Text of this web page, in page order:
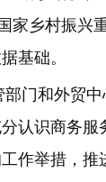
家乡村振兴
基础。
门和外贸中
认识商务
作举措，